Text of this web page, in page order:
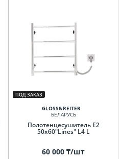
ПОД ЗАКАЗ
GLOSS&REITER
БЕЛАРУСЬ
Полотенцесушитель E2
50x60"Lines" L4 L
60 000 ₸/шт